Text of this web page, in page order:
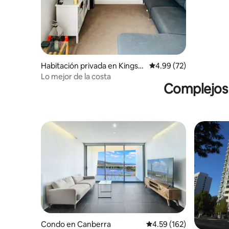
Habitación privada en Kingst
on
Calificación promedio:
4.99 (72)
Lo mejor de la costa
Condo en Canberra Calificación promedio:
4.59 (162)